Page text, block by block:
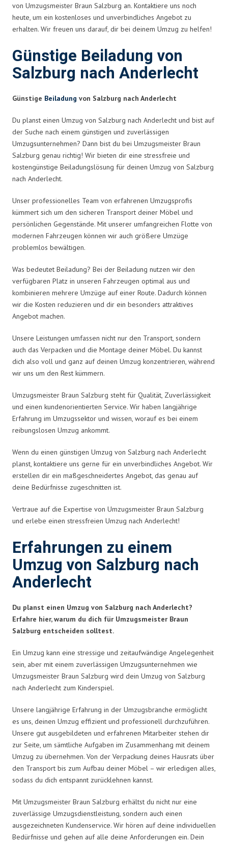
von Umzugsmeister Braun Salzburg an. Kontaktiere uns noch
heute, um ein kostenloses und unverbindliches Angebot zu
erhalten. Wir freuen uns darauf, dir bei deinem Umzug zu helfen!
Günstige Beiladung von
Salzburg nach Anderlecht
Günstige Beiladung von Salzburg nach Anderlecht
Du planst einen Umzug von Salzburg nach Anderlecht und bist auf
der Suche nach einem günstigen und zuverlässigen
Umzugsunternehmen? Dann bist du bei Umzugsmeister Braun
Salzburg genau richtig! Wir bieten dir eine stressfreie und
kostengünstige Beiladungslösung für deinen Umzug von Salzburg
nach Anderlecht.
Unser professionelles Team von erfahrenen Umzugsprofis
kümmert sich um den sicheren Transport deiner Möbel und
persönlichen Gegenstände. Mit unserer umfangreichen Flotte von
modernen Fahrzeugen können wir auch größere Umzüge
problemlos bewältigen.
Was bedeutet Beiladung? Bei der Beiladung nutzen wir den
verfügbaren Platz in unseren Fahrzeugen optimal aus und
kombinieren mehrere Umzüge auf einer Route. Dadurch können
wir die Kosten reduzieren und dir ein besonders attraktives
Angebot machen.
Unsere Leistungen umfassen nicht nur den Transport, sondern
auch das Verpacken und die Montage deiner Möbel. Du kannst
dich also voll und ganz auf deinen Umzug konzentrieren, während
wir uns um den Rest kümmern.
Umzugsmeister Braun Salzburg steht für Qualität, Zuverlässigkeit
und einen kundenorientierten Service. Wir haben langjährige
Erfahrung im Umzugssektor und wissen, worauf es bei einem
reibungslosen Umzug ankommt.
Wenn du einen günstigen Umzug von Salzburg nach Anderlecht
planst, kontaktiere uns gerne für ein unverbindliches Angebot. Wir
erstellen dir ein maßgeschneidertes Angebot, das genau auf
deine Bedürfnisse zugeschnitten ist.
Vertraue auf die Expertise von Umzugsmeister Braun Salzburg
und erlebe einen stressfreien Umzug nach Anderlecht!
Erfahrungen zu einem
Umzug von Salzburg nach
Anderlecht
Du planst einen Umzug von Salzburg nach Anderlecht?
Erfahre hier, warum du dich für Umzugsmeister Braun
Salzburg entscheiden solltest.
Ein Umzug kann eine stressige und zeitaufwändige Angelegenheit
sein, aber mit einem zuverlässigen Umzugsunternehmen wie
Umzugsmeister Braun Salzburg wird dein Umzug von Salzburg
nach Anderlecht zum Kinderspiel.
Unsere langjährige Erfahrung in der Umzugsbranche ermöglicht
es uns, deinen Umzug effizient und professionell durchzuführen.
Unsere gut ausgebildeten und erfahrenen Mitarbeiter stehen dir
zur Seite, um sämtliche Aufgaben im Zusammenhang mit deinem
Umzug zu übernehmen. Von der Verpackung deines Hausrats über
den Transport bis zum Aufbau deiner Möbel – wir erledigen alles,
sodass du dich entspannt zurücklehnen kannst.
Mit Umzugsmeister Braun Salzburg erhältst du nicht nur eine
zuverlässige Umzugsdienstleistung, sondern auch einen
ausgezeichneten Kundenservice. Wir hören auf deine individuellen
Bedürfnisse und gehen auf alle deine Anforderungen ein. Dein